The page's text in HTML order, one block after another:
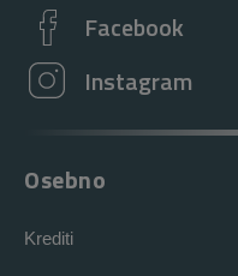
Facebook
Instagram
Osebno
Krediti